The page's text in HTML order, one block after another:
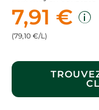
7,91 €
(79,10 €/L)